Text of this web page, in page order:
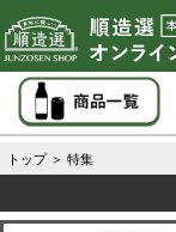
トップ ＞ 特集